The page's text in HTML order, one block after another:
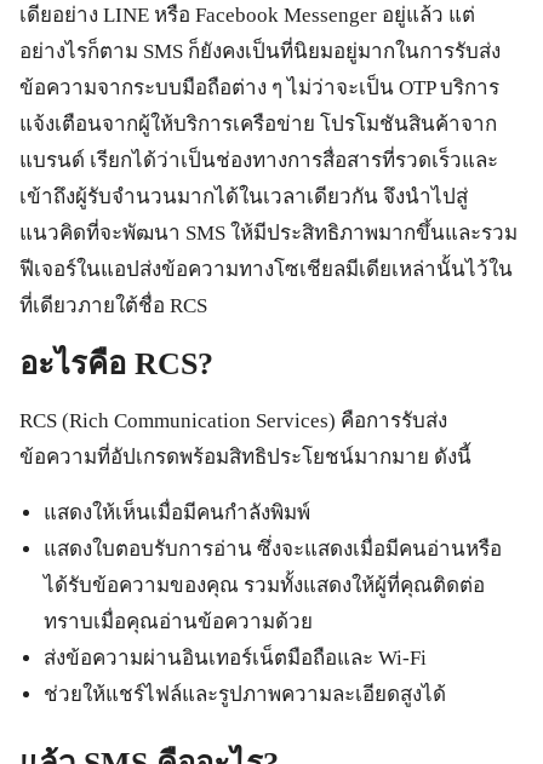
เดียอย่าง LINE หรือ Facebook Messenger อยู่แล้ว แต่
อย่างไรก็ตาม SMS ก็ยังคงเป็นที่นิยมอยู่มากในการรับส่ง
ข้อความจากระบบมือถือต่าง ๆ ไม่ว่าจะเป็น OTP บริการ
แจ้งเตือนจากผู้ให้บริการเครือข่าย โปรโมชันสินค้าจาก
แบรนด์ เรียกได้ว่าเป็นช่องทางการสื่อสารที่รวดเร็วและ
เข้าถึงผู้รับจำนวนมากได้ในเวลาเดียวกัน จึงนำไปสู่
แนวคิดที่จะพัฒนา SMS ให้มีประสิทธิภาพมากขึ้นและรวม
ฟีเจอร์ในแอปส่งข้อความทางโซเชียลมีเดียเหล่านั้นไว้ใน
ที่เดียวภายใต้ชื่อ RCS
อะไรคือ RCS?
RCS (Rich Communication Services) คือการรับส่ง
ข้อความที่อัปเกรดพร้อมสิทธิประโยชน์มากมาย ดังนี้
แสดงให้เห็นเมื่อมีคนกำลังพิมพ์
แสดงใบตอบรับการอ่าน ซึ่งจะแสดงเมื่อมีคนอ่านหรือ
ได้รับข้อความของคุณ รวมทั้งแสดงให้ผู้ที่คุณติดต่อ
ทราบเมื่อคุณอ่านข้อความด้วย
ส่งข้อความผ่านอินเทอร์เน็ตมือถือและ Wi-Fi
ช่วยให้แชร์ไฟล์และรูปภาพความละเอียดสูงได้